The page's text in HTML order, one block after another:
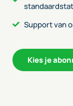
Support van
Kies je